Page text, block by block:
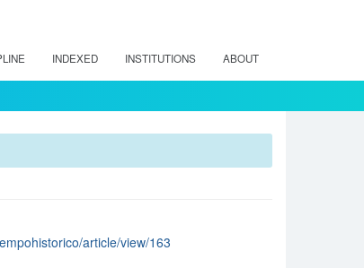
INDEXED INSTITUTIONS ABOUT
article/view/163